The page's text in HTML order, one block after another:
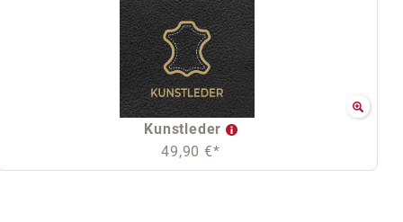
Kunstleder
49,90 €*